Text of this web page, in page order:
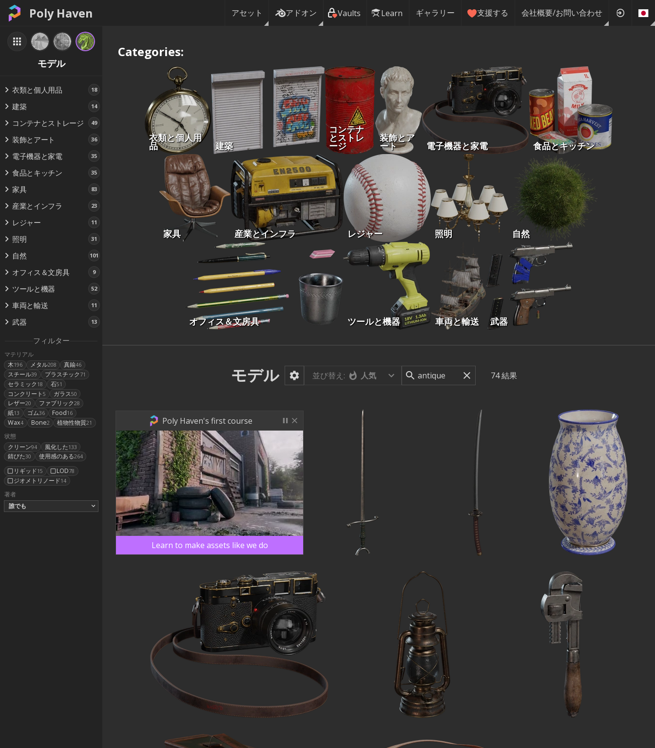
Poly Haven アセット アドオン Vaults Learn ギャラリー 支援する 会社概要/お問い合わせ
モデル
衣類と個人用品 18
建築 14
コンテナとストレージ 49
装飾とアート 36
電子機器と家電 35
食品とキッチン 35
家具 83
産業とインフラ 23
レジャー 11
照明 31
自然 101
オフィス＆文房具 9
ツールと機器 52
車両と輸送 11
武器 13
フィルター
マテリアル
木196 メタル208 真鍮46
スチール39 プラスチック 71
セラミック 18 石51
コンクリート 5 ガラス50
レザー20 ファブリック28
紙13 ゴム36 Food16
Wax4 Bone2 植物性物質21
状態
クリーン94 風化した133
錆びた30 使用感のある264
リギッド15 LOD78
ジオメトリノード14
著者
誰でも
Categories:
衣類と個人用
品 建築
コンテナ
とストレ
ージ
装飾とア
ート 電子機器と家電 食品とキッチン
家具 産業とインフラ レジャー 照明 自然
オフィス＆文房具 ツールと機器 車両と輸送 武器
モデル 並び替え: 人気 74結果
Poly Haven's first course
Learn to make assets like we do